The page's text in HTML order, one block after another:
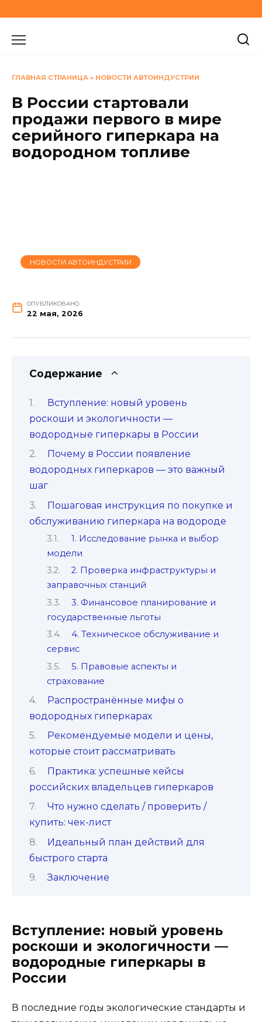
к
содержанию
ГЛАВНАЯ СТРАНИЦА » НОВОСТИ АВТОИНДУСТРИИ
В России стартовали
продажи первого в мире
серийного гиперкара на
водородном топливе
НОВОСТИ АВТОИНДУСТРИИ
ОПУБЛИКОВАНО
22 мая, 2026
Содержание
Вступление: новый уровень
роскоши и экологичности —
водородные гиперкары в России
Почему в России появление
водородных гиперкаров — это важный
шаг
Пошаговая инструкция по покупке и
обслуживанию гиперкара на водороде
1. Исследование рынка и выбор
модели
2. Проверка инфраструктуры и
заправочных станций
3. Финансовое планирование и
государственные льготы
4. Техническое обслуживание и
сервис
5. Правовые аспекты и
страхование
Распространённые мифы о
водородных гиперкарах
Рекомендуемые модели и цены,
которые стоит рассматривать
Практика: успешные кейсы
российских владельцев гиперкаров
Что нужно сделать / проверить /
купить: чек-лист
Идеальный план действий для
быстрого старта
Заключение
Вступление: новый уровень
роскоши и экологичности —
водородные гиперкары в
России
В последние годы экологические стандарты и